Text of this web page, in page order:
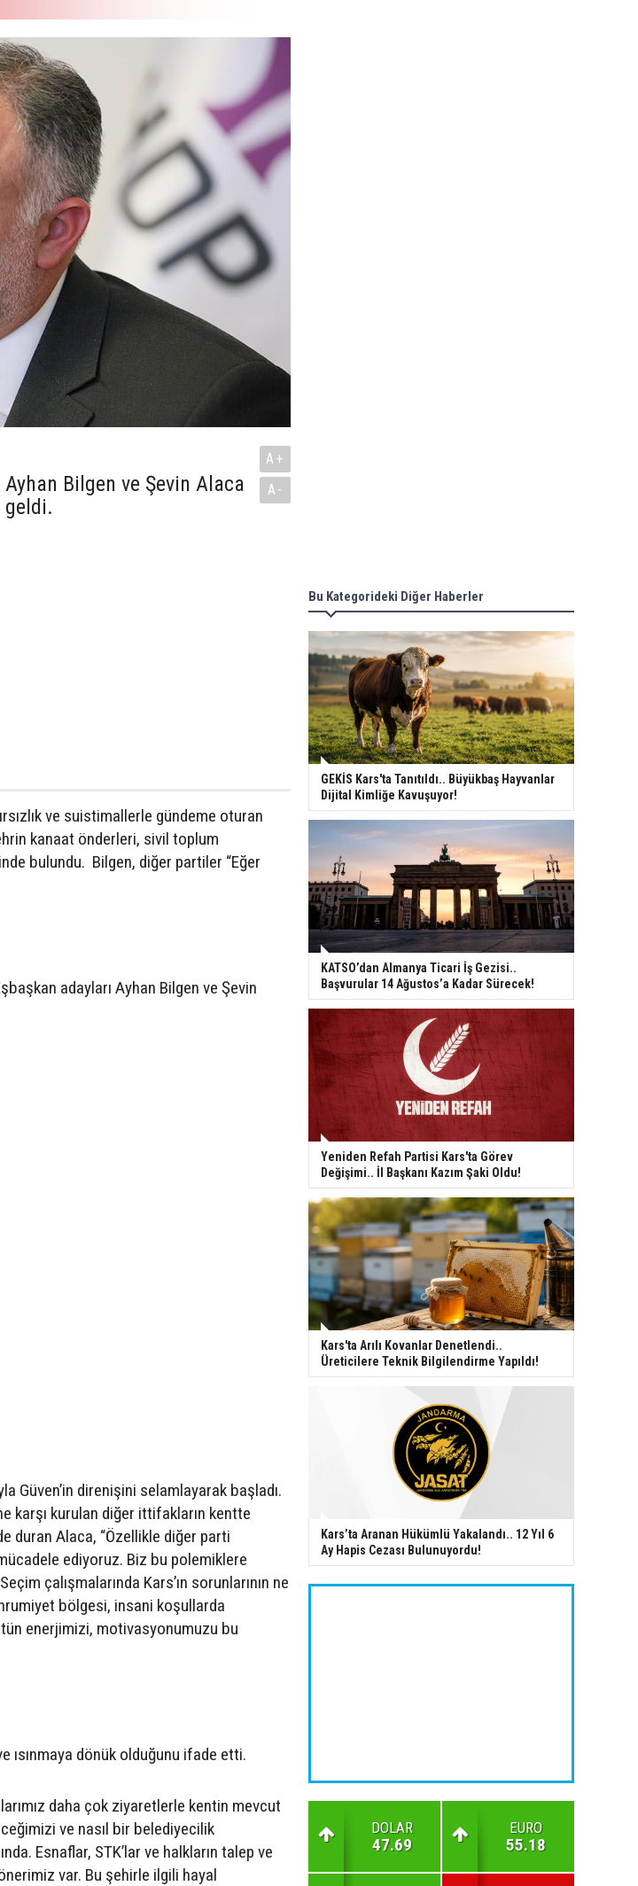
Bilgen ve Şevin Alaca
geldi.
A+
A-
ve suistimallerle gündeme oturan
kanaat önderleri, sivil toplum
bulundu. Bilgen, diğer partiler “Eğer
adayları Ayhan Bilgen ve Şevin
Güven’in direnişini selamlayarak başladı.
karşı kurulan diğer ittifakların kentte
duran Alaca, “Özellikle diğer parti
ediyoruz. Biz bu polemiklere
çalışmalarında Kars’ın sorunlarının ne
bölgesi, insani koşullarda
enerjimizi, motivasyonumuzu bu
ısınmaya dönük olduğunu ifade etti.
daha çok ziyaretlerle kentin mevcut
ve nasıl bir belediyecilik
Esnaflar, STK’lar ve halkların talep ve
var. Bu şehirle ilgili hayal
Bu Kategorideki Diğer Haberler
GEKİS Kars'ta Tanıtıldı.. Büyükbaş Hayvanlar
Dijital Kimliğe Kavuşuyor!
KATSO’dan Almanya Ticari İş Gezisi..
Başvurular 14 Ağustos’a Kadar Sürecek!
Yeniden Refah Partisi Kars'ta Görev
Değişimi.. İl Başkanı Kazım Şaki Oldu!
Kars'ta Arılı Kovanlar Denetlendi..
Üreticilere Teknik Bilgilendirme Yapıldı!
Kars’ta Aranan Hükümlü Yakalandı.. 12 Yıl 6
Ay Hapis Cezası Bulunuyordu!
DOLAR
47.69
EURO
55.18